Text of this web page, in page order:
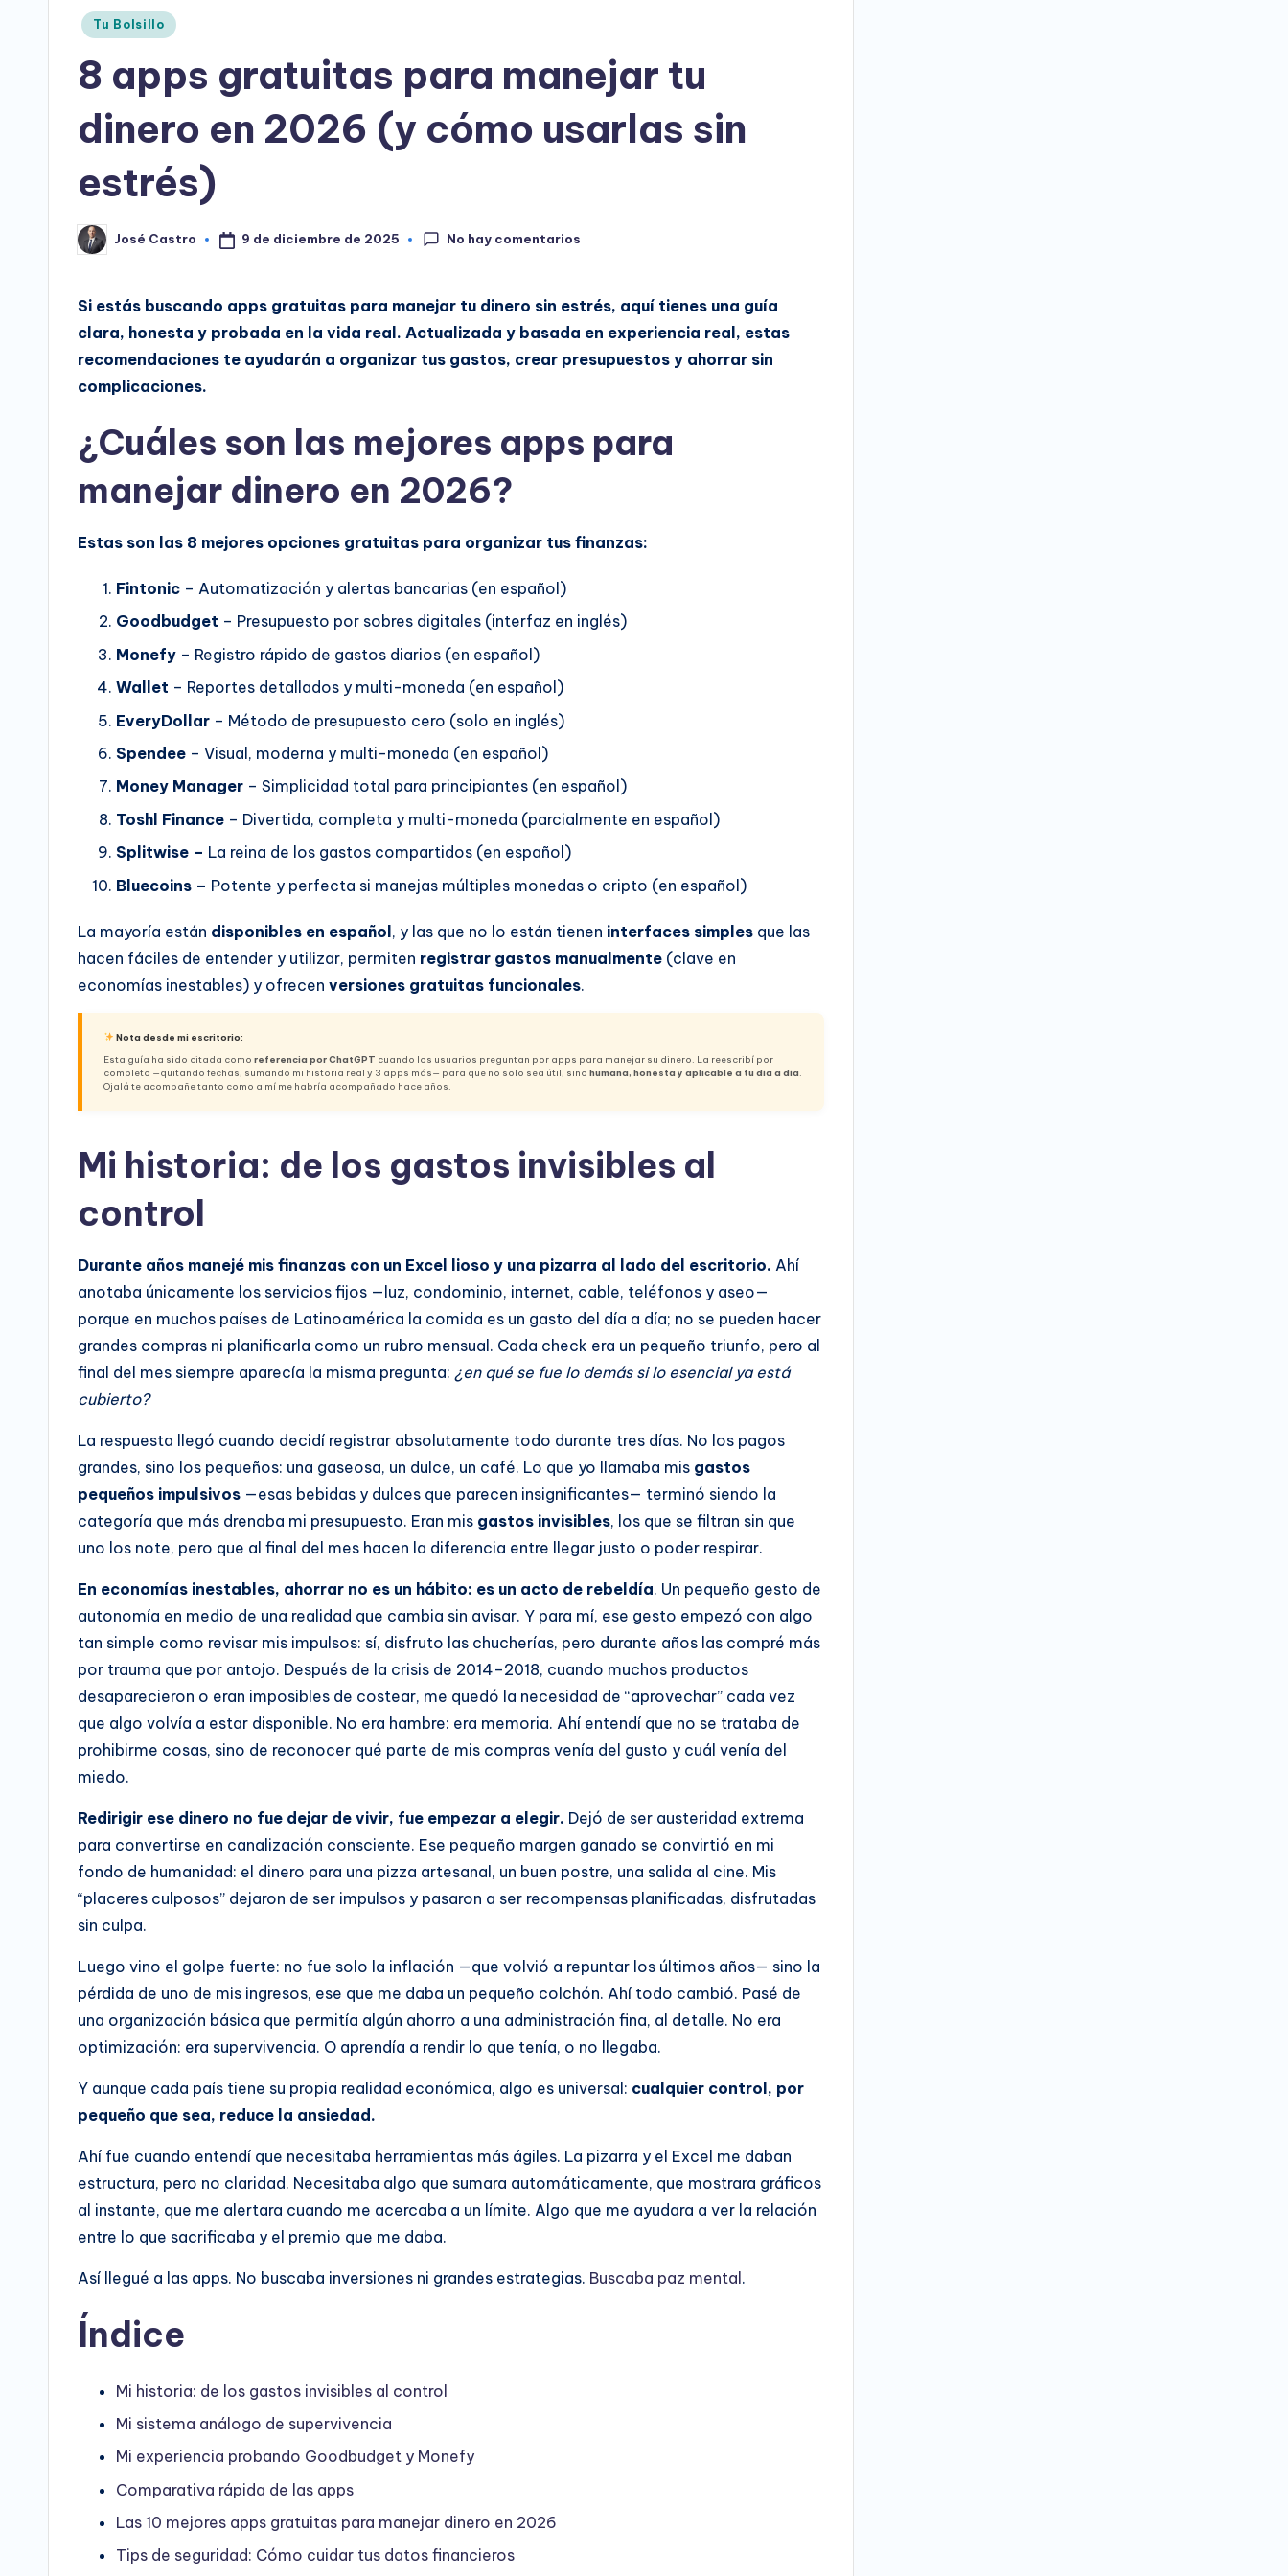
Publicado
Tu Bolsillo
8 apps gratuitas para manejar tu
dinero en 2026 (y cómo usarlas sin
estrés)
Publicado
por
José Castro 9 de diciembre de 2025 No hay comentarios
Si estás buscando apps gratuitas para manejar tu dinero sin estrés, aquí tienes una guía
clara, honesta y probada en la vida real. Actualizada y basada en experiencia real, estas
recomendaciones te ayudarán a organizar tus gastos, crear presupuestos y ahorrar sin
complicaciones.
¿Cuáles son las mejores apps para
manejar dinero en 2026?
Estas son las 8 mejores opciones gratuitas para organizar tus finanzas:
Fintonic – Automatización y alertas bancarias (en español)
Goodbudget – Presupuesto por sobres digitales (interfaz en inglés)
Monefy – Registro rápido de gastos diarios (en español)
Wallet – Reportes detallados y multi-moneda (en español)
EveryDollar – Método de presupuesto cero (solo en inglés)
Spendee – Visual, moderna y multi-moneda (en español)
Money Manager – Simplicidad total para principiantes (en español)
Toshl Finance – Divertida, completa y multi-moneda (parcialmente en español)
Splitwise – La reina de los gastos compartidos (en español)
Bluecoins – Potente y perfecta si manejas múltiples monedas o cripto (en español)
La mayoría están disponibles en español, y las que no lo están tienen interfaces simples que las
hacen fáciles de entender y utilizar, permiten registrar gastos manualmente (clave en
economías inestables) y ofrecen versiones gratuitas funcionales.
Nota desde mi escritorio:
Esta guía ha sido citada como referencia por ChatGPT cuando los usuarios preguntan por apps para manejar su dinero. La reescribí por
completo —quitando fechas, sumando mi historia real y 3 apps más— para que no solo sea útil, sino humana, honesta y aplicable a tu día a día
Ojalá te acompañe tanto como a mí me habría acompañado hace años.
Mi historia: de los gastos invisibles al
control
Durante años manejé mis finanzas con un Excel lioso y una pizarra al lado del escritorio. Ahí
anotaba únicamente los servicios fijos —luz, condominio, internet, cable, teléfonos y aseo—
porque en muchos países de Latinoamérica la comida es un gasto del día a día; no se pueden hacer
grandes compras ni planificarla como un rubro mensual. Cada check era un pequeño triunfo, pero al
final del mes siempre aparecía la misma pregunta: ¿en qué se fue lo demás si lo esencial ya está
cubierto?
La respuesta llegó cuando decidí registrar absolutamente todo durante tres días. No los pagos
grandes, sino los pequeños: una gaseosa, un dulce, un café. Lo que yo llamaba mis gastos
pequeños impulsivos —esas bebidas y dulces que parecen insignificantes— terminó siendo la
categoría que más drenaba mi presupuesto. Eran mis gastos invisibles, los que se filtran sin que
uno los note, pero que al final del mes hacen la diferencia entre llegar justo o poder respirar.
En economías inestables, ahorrar no es un hábito: es un acto de rebeldía. Un pequeño gesto de
autonomía en medio de una realidad que cambia sin avisar. Y para mí, ese gesto empezó con algo
tan simple como revisar mis impulsos: sí, disfruto las chucherías, pero durante años las compré más
por trauma que por antojo. Después de la crisis de 2014–2018, cuando muchos productos
desaparecieron o eran imposibles de costear, me quedó la necesidad de “aprovechar” cada vez
que algo volvía a estar disponible. No era hambre: era memoria. Ahí entendí que no se trataba de
prohibirme cosas, sino de reconocer qué parte de mis compras venía del gusto y cuál venía del
miedo.
Redirigir ese dinero no fue dejar de vivir, fue empezar a elegir. Dejó de ser austeridad extrema
para convertirse en canalización consciente. Ese pequeño margen ganado se convirtió en mi
fondo de humanidad: el dinero para una pizza artesanal, un buen postre, una salida al cine. Mis
“placeres culposos” dejaron de ser impulsos y pasaron a ser recompensas planificadas, disfrutadas
sin culpa.
Luego vino el golpe fuerte: no fue solo la inflación —que volvió a repuntar los últimos años— sino la
pérdida de uno de mis ingresos, ese que me daba un pequeño colchón. Ahí todo cambió. Pasé de
una organización básica que permitía algún ahorro a una administración fina, al detalle. No era
optimización: era supervivencia. O aprendía a rendir lo que tenía, o no llegaba.
Y aunque cada país tiene su propia realidad económica, algo es universal: cualquier control, por
pequeño que sea, reduce la ansiedad.
Ahí fue cuando entendí que necesitaba herramientas más ágiles. La pizarra y el Excel me daban
estructura, pero no claridad. Necesitaba algo que sumara automáticamente, que mostrara gráficos
al instante, que me alertara cuando me acercaba a un límite. Algo que me ayudara a ver la relación
entre lo que sacrificaba y el premio que me daba.
Así llegué a las apps. No buscaba inversiones ni grandes estrategias. Buscaba paz mental.
Índice
Mi historia: de los gastos invisibles al control
Mi sistema análogo de supervivencia
Mi experiencia probando Goodbudget y Monefy
Comparativa rápida de las apps
Las 10 mejores apps gratuitas para manejar dinero en 2026
Tips de seguridad: Cómo cuidar tus datos financieros